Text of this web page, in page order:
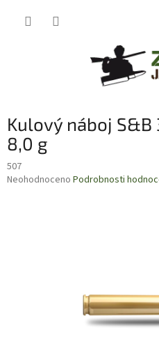
Kulový náboj S&B
8,0 g
507
Průměrné
Neohodnoceno Podrobnosti